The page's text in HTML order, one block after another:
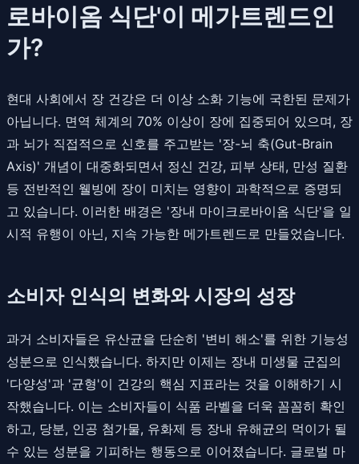
로바이옴 식단'이 메가트렌드인
가?
현대 사회에서 장 건강은 더 이상 소화 기능에 국한된 문제가
아닙니다. 면역 체계의 70% 이상이 장에 집중되어 있으며, 장
과 뇌가 직접적으로 신호를 주고받는 '장-뇌 축(Gut-Brain
Axis)' 개념이 대중화되면서 정신 건강, 피부 상태, 만성 질환
등 전반적인 웰빙에 장이 미치는 영향이 과학적으로 증명되
고 있습니다. 이러한 배경은 '장내 마이크로바이옴 식단'을 일
시적 유행이 아닌, 지속 가능한 메가트렌드로 만들었습니다.
소비자 인식의 변화와 시장의 성장
과거 소비자들은 유산균을 단순히 '변비 해소'를 위한 기능성
성분으로 인식했습니다. 하지만 이제는 장내 미생물 군집의
'다양성'과 '균형'이 건강의 핵심 지표라는 것을 이해하기 시
작했습니다. 이는 소비자들이 식품 라벨을 더욱 꼼꼼히 확인
하고, 당분, 인공 첨가물, 유화제 등 장내 유해균의 먹이가 될
수 있는 성분을 기피하는 행동으로 이어졌습니다. 글로벌 마